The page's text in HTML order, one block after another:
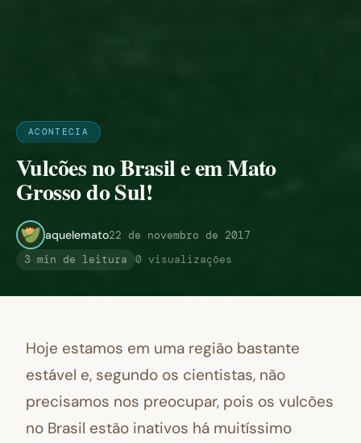
ACONTECIA
Vulcões no Brasil e em Mato
Grosso do Sul!
aquelemato22 de novembro de 2017
3 min de leitura
0 visualizações
Hoje estamos em uma região bastante
estável e, segundo os cientistas, não
precisamos nos preocupar, pois os vulcões
no Brasil estão inativos há muitíssimo